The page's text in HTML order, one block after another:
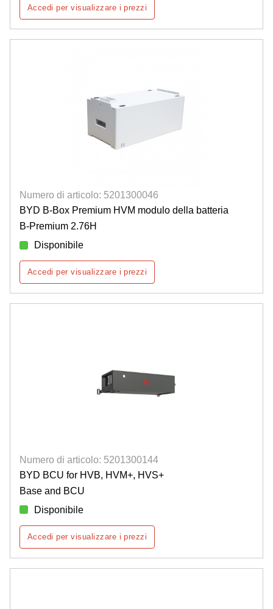
Accedi per visualizzare i prezzi
Numero di articolo: 5201300046
BYD B-Box Premium HVM modulo della batteria
B-Premium 2.76H
Disponibile
Accedi per visualizzare i prezzi
Numero di articolo: 5201300144
BYD BCU for HVB, HVM+, HVS+
Base and BCU
Disponibile
Accedi per visualizzare i prezzi